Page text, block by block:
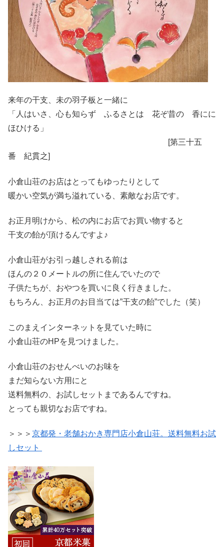
来年の干支、未の羽子板と一緒に
「人はいさ、心も知らず ふるさとは 花ぞ昔の 香にに
ほひける」
[第三十五
番 紀貫之]
小倉山荘のお店はとってもゆったりとして
暖かい空気が満ち溢れている、素敵なお店です。
お正月明けから、松の内にお店でお買い物すると
干支の飴が頂けるんですよ♪
小倉山荘がお引っ越しされる前は
ほんの２０メートルの所に住んでいたので
子供たちが、おやつを買いに良く行きました。
もちろん、お正月のお目当ては”干支の飴”でした（笑）
このまえインターネットを見ていた時に
小倉山荘のHPを見つけました。
小倉山荘のおせんべいのお味を
まだ知らない方用にと
送料無料の、お試しセットまであるんですね。
とっても親切なお店ですね。
＞＞＞ 京都発・老舗おかき専門店小倉山荘。送料無料お試
しセット